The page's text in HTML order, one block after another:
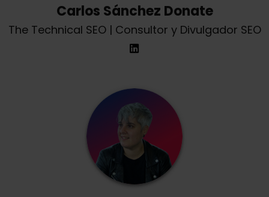
Carlos Sánchez Donate
The Technical SEO | Consultor y Divulgador SEO